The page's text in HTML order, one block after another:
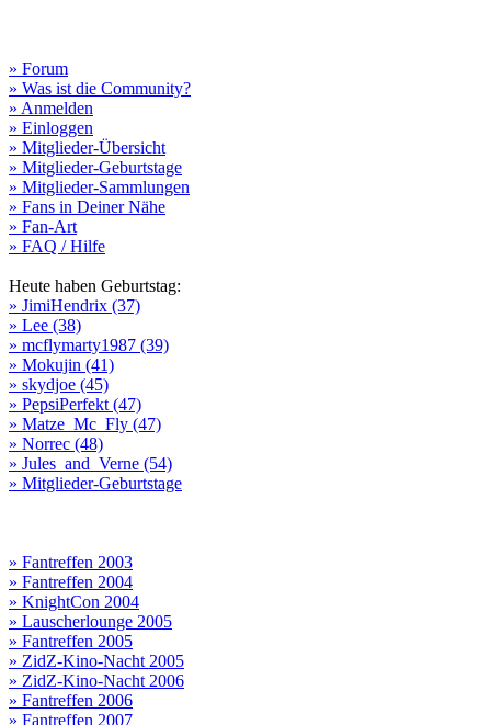
» Forum
» Was ist die Community?
» Anmelden
» Einloggen
» Mitglieder-Übersicht
» Mitglieder-Geburtstage
» Mitglieder-Sammlungen
» Fans in Deiner Nähe
» Fan-Art
» FAQ / Hilfe
Heute haben Geburtstag:
» JimiHendrix (37)
» Lee (38)
» mcflymarty1987 (39)
» Mokujin (41)
» skydjoe (45)
» PepsiPerfekt (47)
» Matze_Mc_Fly (47)
» Norrec (48)
» Jules_and_Verne (54)
» Mitglieder-Geburtstage
» Fantreffen 2003
» Fantreffen 2004
» KnightCon 2004
» Lauscherlounge 2005
» Fantreffen 2005
» ZidZ-Kino-Nacht 2005
» ZidZ-Kino-Nacht 2006
» Fantreffen 2006
» Fantreffen 2007